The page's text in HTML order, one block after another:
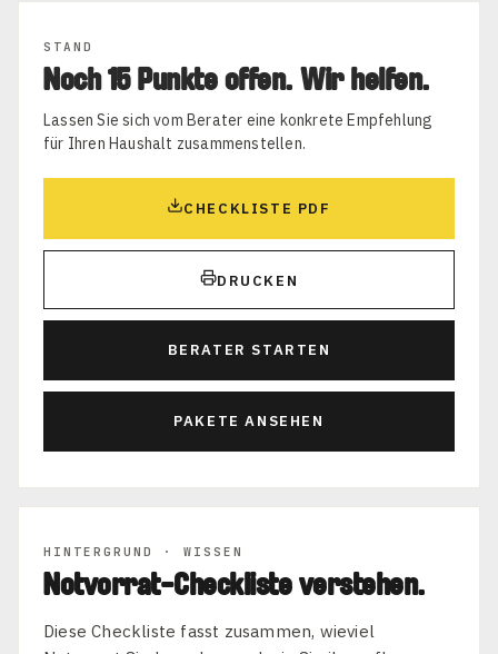
STAND
Noch 15 Punkte offen. Wir helfen.
Lassen Sie sich vom Berater eine konkrete Empfehlung
für Ihren Haushalt zusammenstellen.
CHECKLISTE PDF
DRUCKEN
BERATER STARTEN
PAKETE ANSEHEN
HINTERGRUND · WISSEN
Notvorrat-Checkliste verstehen.
Diese Checkliste fasst zusammen, wieviel